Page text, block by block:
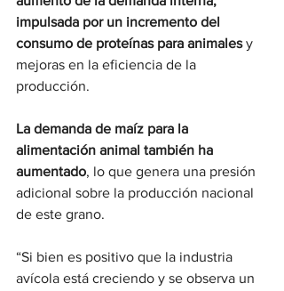
impulsada por un incremento del
consumo de proteínas para animales y
mejoras en la eficiencia de la
producción.
La demanda de maíz para la
alimentación animal también ha
aumentado, lo que genera una presión
adicional sobre la producción nacional
de este grano.
“Si bien es positivo que la industria
avícola está creciendo y se observa un